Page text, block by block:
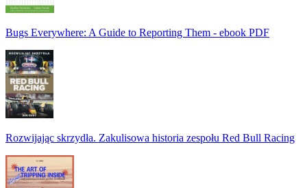
Bugs Everywhere: A Guide to Reporting Them - ebook PDF
Rozwijając skrzydła. Zakulisowa historia zespołu Red Bull Racing